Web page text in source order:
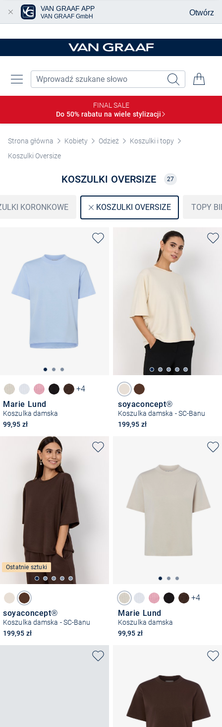
FINAL SALE
Do 50% rabatu na wiele stylizacji
Strona główna Kobiety Odzież
Koszulki i topy
Koszulki Oversize
KOSZULKI OVERSIZE 27
KORONKOWE KOSZULKI OVERSIZE TOPY
+4
Marie Lund
Koszulka damska
99,95 zł
soyaconcept®
Koszulka damska - SC-Banu
199,95 zł
Ostatnie sztuki
soyaconcept®
Koszulka damska - SC-Banu
199,95 zł
+4
Marie Lund
Koszulka damska
99,95 zł
VAN GRAAF APP
VAN GRAAF GmbH Otwórz